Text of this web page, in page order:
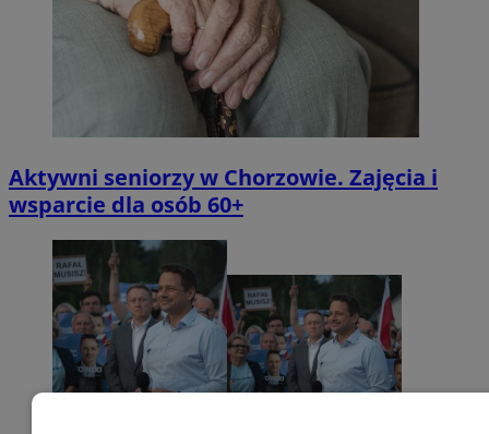
Aktywni seniorzy w Chorzowie. Zajęcia i
wsparcie dla osób 60+